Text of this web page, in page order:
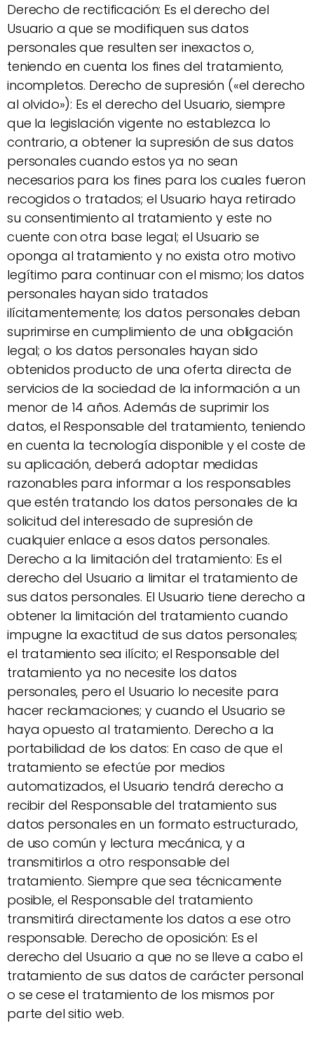
Derecho de rectificación: Es el derecho del
Usuario a que se modifiquen sus datos
personales que resulten ser inexactos o,
teniendo en cuenta los fines del tratamiento,
incompletos. Derecho de supresión («el derecho
al olvido»): Es el derecho del Usuario, siempre
que la legislación vigente no establezca lo
contrario, a obtener la supresión de sus datos
personales cuando estos ya no sean
necesarios para los fines para los cuales fueron
recogidos o tratados; el Usuario haya retirado
su consentimiento al tratamiento y este no
cuente con otra base legal; el Usuario se
oponga al tratamiento y no exista otro motivo
legítimo para continuar con el mismo; los datos
personales hayan sido tratados
ilícitamentemente; los datos personales deban
suprimirse en cumplimiento de una obligación
legal; o los datos personales hayan sido
obtenidos producto de una oferta directa de
servicios de la sociedad de la información a un
menor de 14 años. Además de suprimir los
datos, el Responsable del tratamiento, teniendo
en cuenta la tecnología disponible y el coste de
su aplicación, deberá adoptar medidas
razonables para informar a los responsables
que estén tratando los datos personales de la
solicitud del interesado de supresión de
cualquier enlace a esos datos personales.
Derecho a la limitación del tratamiento: Es el
derecho del Usuario a limitar el tratamiento de
sus datos personales. El Usuario tiene derecho a
obtener la limitación del tratamiento cuando
impugne la exactitud de sus datos personales;
el tratamiento sea ilícito; el Responsable del
tratamiento ya no necesite los datos
personales, pero el Usuario lo necesite para
hacer reclamaciones; y cuando el Usuario se
haya opuesto al tratamiento. Derecho a la
portabilidad de los datos: En caso de que el
tratamiento se efectúe por medios
automatizados, el Usuario tendrá derecho a
recibir del Responsable del tratamiento sus
datos personales en un formato estructurado,
de uso común y lectura mecánica, y a
transmitirlos a otro responsable del
tratamiento. Siempre que sea técnicamente
posible, el Responsable del tratamiento
transmitirá directamente los datos a ese otro
responsable. Derecho de oposición: Es el
derecho del Usuario a que no se lleve a cabo el
tratamiento de sus datos de carácter personal
o se cese el tratamiento de los mismos por
parte del sitio web.